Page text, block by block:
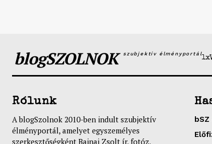
blogSZOLNOK szubjektív élményportál
Rólunk
A blogSzolnok 2010-ben indult szubjektív
élményportál, amelyet egyszemélyes
szerkesztőségként Bajnai Zsolt ír, fotóz,